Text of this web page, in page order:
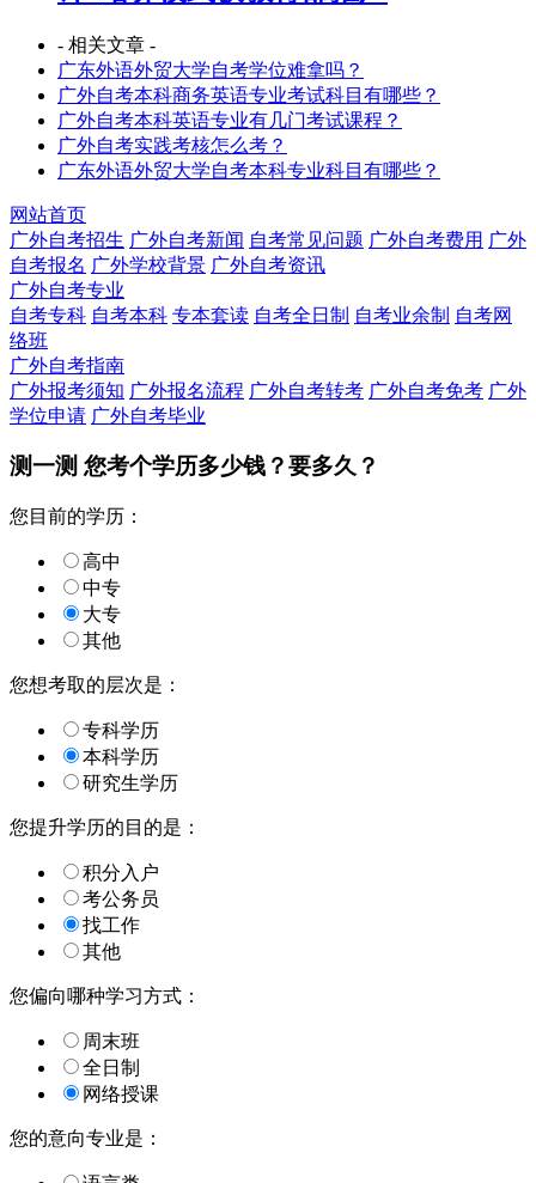
- 相关文章 -
广东外语外贸大学自考学位难拿吗？
广外自考本科商务英语专业考试科目有哪些？
广外自考本科英语专业有几门考试课程？
广外自考实践考核怎么考？
广东外语外贸大学自考本科专业科目有哪些？
网站首页
广外自考招生 广外自考新闻 自考常见问题 广外自考费用 广外
自考报名 广外学校背景 广外自考资讯
广外自考专业
自考专科 自考本科 专本套读 自考全日制 自考业余制 自考网
络班
广外自考指南
广外报考须知 广外报名流程 广外自考转考 广外自考免考 广外
学位申请 广外自考毕业
测一测 您考个学历多少钱？要多久？
您目前的学历：
高中
中专
大专
其他
您想考取的层次是：
专科学历
本科学历
研究生学历
您提升学历的目的是：
积分入户
考公务员
找工作
其他
您偏向哪种学习方式：
周末班
全日制
网络授课
您的意向专业是：